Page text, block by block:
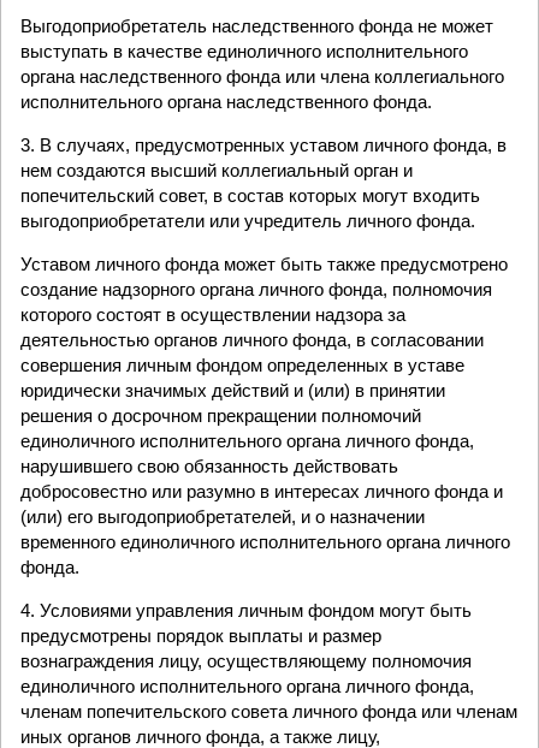
Выгодоприобретатель наследственного фонда не может
выступать в качестве единоличного исполнительного
органа наследственного фонда или члена коллегиального
исполнительного органа наследственного фонда.
3. В случаях, предусмотренных уставом личного фонда, в
нем создаются высший коллегиальный орган и
попечительский совет, в состав которых могут входить
выгодоприобретатели или учредитель личного фонда.
Уставом личного фонда может быть также предусмотрено
создание надзорного органа личного фонда, полномочия
которого состоят в осуществлении надзора за
деятельностью органов личного фонда, в согласовании
совершения личным фондом определенных в уставе
юридически значимых действий и (или) в принятии
решения о досрочном прекращении полномочий
единоличного исполнительного органа личного фонда,
нарушившего свою обязанность действовать
добросовестно или разумно в интересах личного фонда и
(или) его выгодоприобретателей, и о назначении
временного единоличного исполнительного органа личного
фонда.
4. Условиями управления личным фондом могут быть
предусмотрены порядок выплаты и размер
вознаграждения лицу, осуществляющему полномочия
единоличного исполнительного органа личного фонда,
членам попечительского совета личного фонда или членам
иных органов личного фонда, а также лицу,